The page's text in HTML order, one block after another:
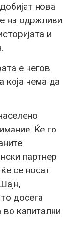
нова
на одржливи
и
е негов
која нема да
Ќе го
партнер
се носат
досега
капитални